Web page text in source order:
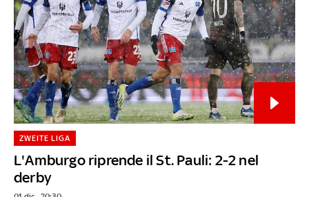
L'Amburgo riprende il St. Pauli: 2-2 nel
derby
ZWEITE LIGA